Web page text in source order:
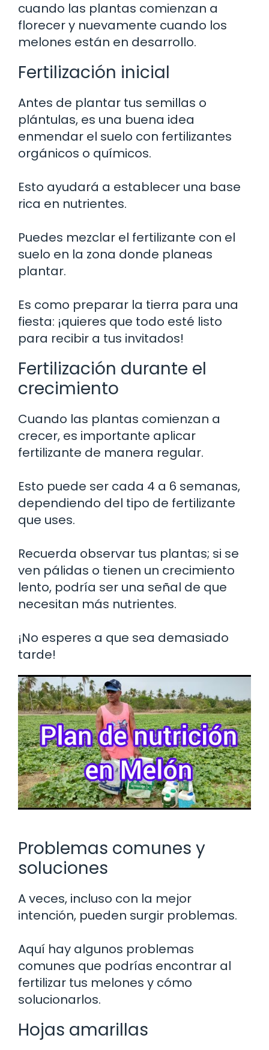
cuando las plantas comienzan a
florecer y nuevamente cuando los
melones están en desarrollo.
Fertilización inicial
Antes de plantar tus semillas o
plántulas, es una buena idea
enmendar el suelo con fertilizantes
orgánicos o químicos.
Esto ayudará a establecer una base
rica en nutrientes.
Puedes mezclar el fertilizante con el
suelo en la zona donde planeas
plantar.
Es como preparar la tierra para una
fiesta: ¡quieres que todo esté listo
para recibir a tus invitados!
Fertilización durante el
crecimiento
Cuando las plantas comienzan a
crecer, es importante aplicar
fertilizante de manera regular.
Esto puede ser cada 4 a 6 semanas,
dependiendo del tipo de fertilizante
que uses.
Recuerda observar tus plantas; si se
ven pálidas o tienen un crecimiento
lento, podría ser una señal de que
necesitan más nutrientes.
¡No esperes a que sea demasiado
tarde!
Problemas comunes y
soluciones
A veces, incluso con la mejor
intención, pueden surgir problemas.
Aquí hay algunos problemas
comunes que podrías encontrar al
fertilizar tus melones y cómo
solucionarlos.
Hojas amarillas